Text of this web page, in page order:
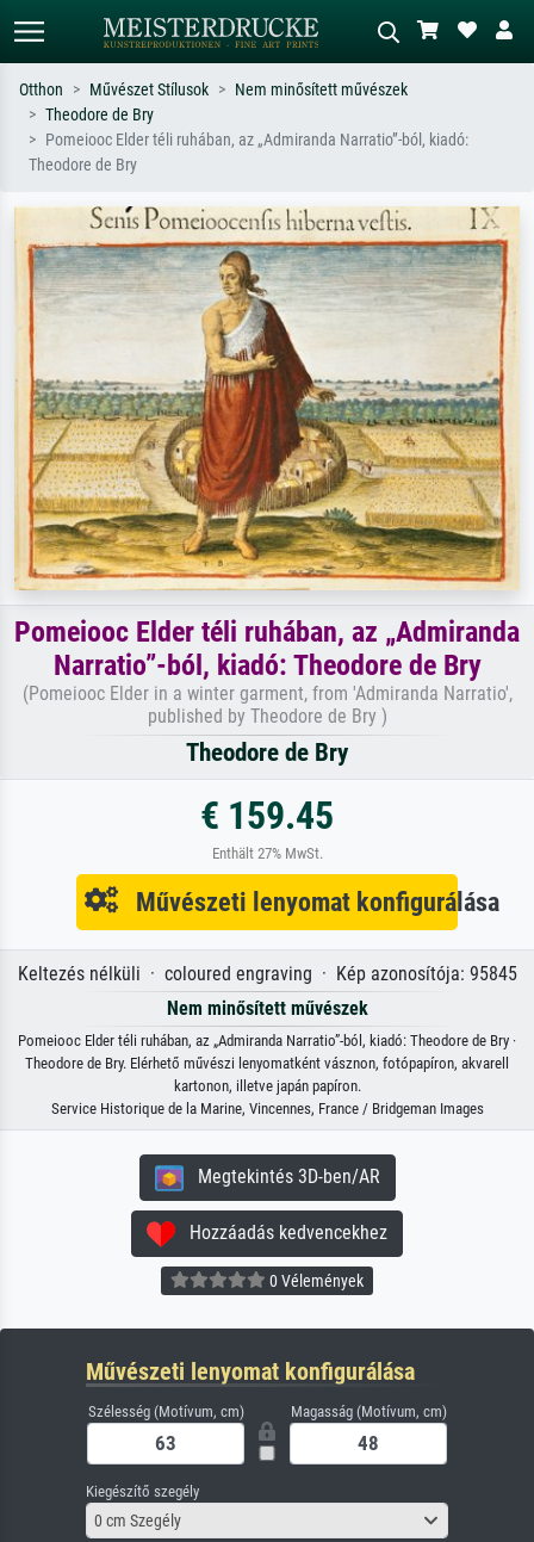
Alap keresés MI-képkereső
Keressen művész, műcím vagy stílus
impresszionizmus, Hokusai-hullám,
akt.
egy fa mellett.
Otthon Művészet Stílusok
Nem minősített művészek
Theodore de Bry
Pomeiooc Elder téli ruhában, az „Admiranda Narratio”-ból, kiadó:
Theodore de Bry
Pomeiooc Elder téli ruhában, az „Admiranda
Narratio”-ból, kiadó: Theodore de Bry
(Pomeiooc Elder in a winter garment, from 'Admiranda Narratio',
published by Theodore de Bry )
Theodore de Bry
€ 159.45
Enthält 27% MwSt.
Művészeti lenyomat konfigurálása
Keltezés nélküli · coloured engraving · Kép azonosítója: 95845
Nem minősített művészek
Pomeiooc Elder téli ruhában, az „Admiranda Narratio”-ból, kiadó: Theodore de Bry ·
Theodore de Bry. Elérhető művészi lenyomatként vásznon, fotópapíron, akvarell
kartonon, illetve japán papíron.
Service Historique de la Marine, Vincennes, France / Bridgeman Images
Megtekintés 3D-ben/AR
Hozzáadás kedvencekhez
0 Vélemények
Művészeti lenyomat konfigurálása
Szélesség (Motívum, cm) Magasság (Motívum, cm)
Kiegészítő szegély
0 cm Szegély